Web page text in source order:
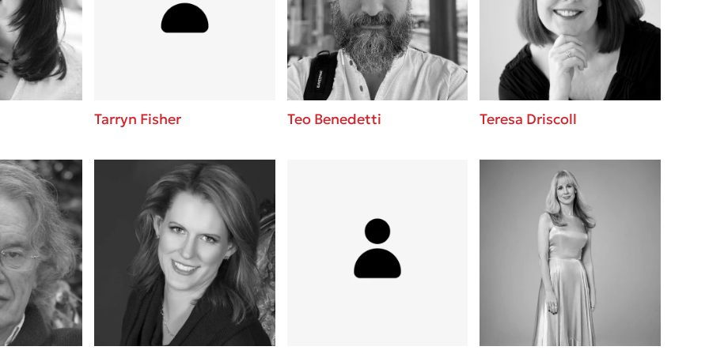
Baccalario
Εύκολη συνταγή για chicken BBQ pizza
από τον Άκη Πετρετζίκη!
3 βιβλία που μπορείς να διαβάσεις σε
Διακοπές με τα παιδιά: Η ανάγκη μας για
παύση σε μετωπική σύγκρουση με τη
Το μυστηριώδες βιβλίο που λίγοι έχουν
διαβάσει
Tarryn Fisher Teo Benedetti Teresa Driscoll